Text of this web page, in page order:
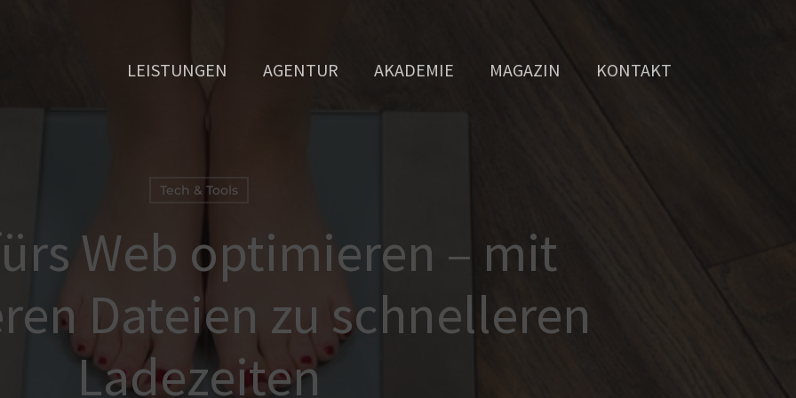
LEISTUNGEN AGENTUR AKADEMIE MAGAZIN KONTAKT
Tech & Tools
Web optimieren – mit
Dateien zu schnelleren
Ladezeiten